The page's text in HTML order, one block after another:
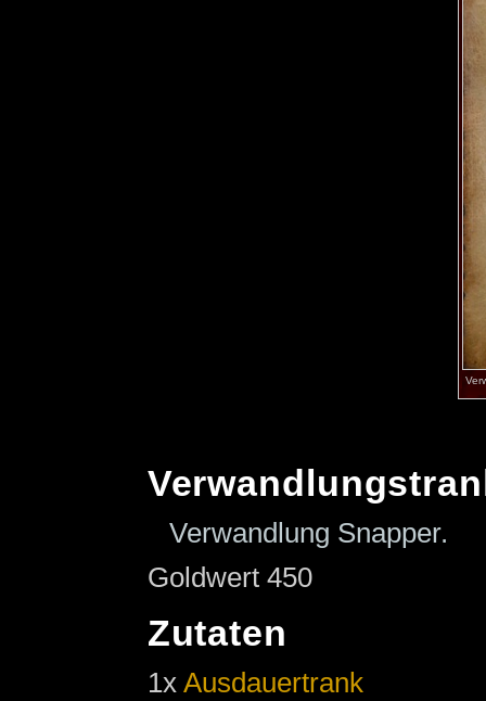
Verwandlung Snapper.
Goldwert 450
Zutaten
1x Ausdauertrank